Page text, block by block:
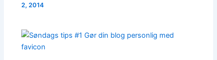
2, 2014